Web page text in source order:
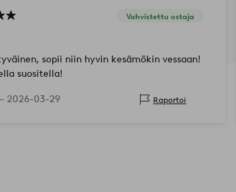
Vahvistettu ostaja
sopii niin hyvin kesämökin vessaan!
suositella!
2026-03-29 Raportoi